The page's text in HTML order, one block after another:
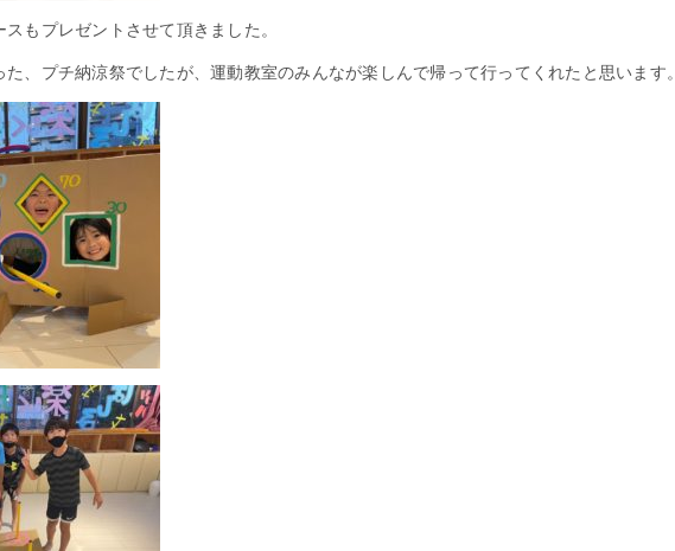
もプレゼントさせて頂きました。
、プチ納涼祭でしたが、運動教室のみんなが楽しんで帰って行ってくれたと思います。